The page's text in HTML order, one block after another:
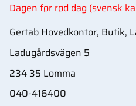
Dagen før rød dag (svensk
Gertab Hovedkontor, Butik,
Ladugårdsvägen 5
234 35 Lomma
040-416400